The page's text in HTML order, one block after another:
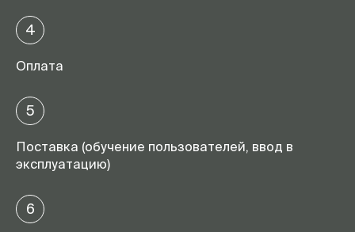
4
Оплата
5
Поставка (обучение пользователей, ввод в
эксплуатацию)
6